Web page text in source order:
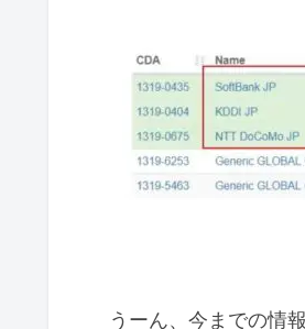
うーん、今までの情